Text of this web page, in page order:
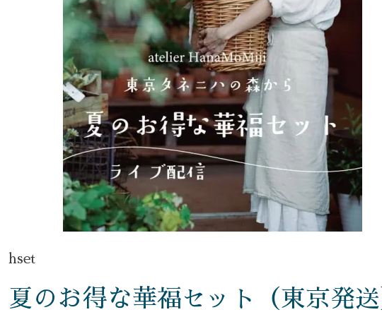
hset
夏のお得な華福セット（東京発